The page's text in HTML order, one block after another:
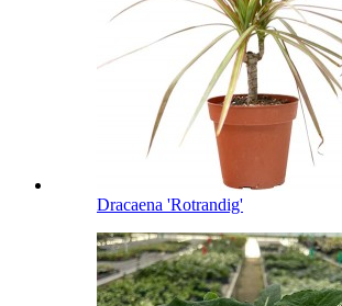
Dracaena 'Rotrandig'